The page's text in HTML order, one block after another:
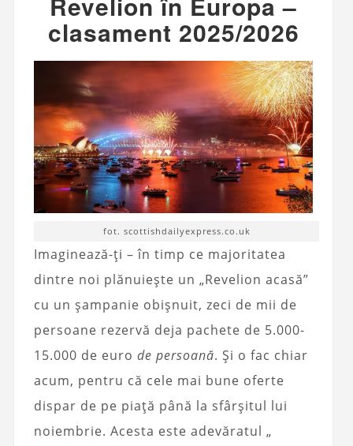
clasament 2025/2026
fot. scottishdailyexpress.co.uk
Imaginează-ți – în timp ce majoritatea
dintre noi plănuiește un „Revelion acasă”
cu un șampanie obișnuit, zeci de mii de
persoane rezervă deja pachete de 5.000-
15.000 de euro de persoană. Și o fac chiar
acum, pentru că cele mai bune oferte
dispar de pe piață până la sfârșitul lui
noiembrie. Acesta este adevăratul „